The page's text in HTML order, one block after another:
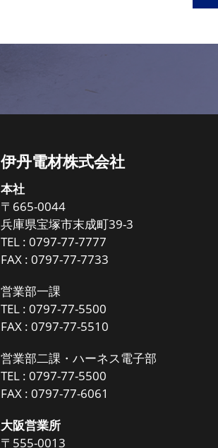
伊丹電材株式会社
本社
〒665-0044
兵庫県宝塚市末成町39-3
TEL :0797-77-7777
FAX : 0797-77-7733
営業部一課
TEL :0797-77-5500
FAX : 0797-77-5510
営業部二課・ハーネス電子部
TEL :0797-77-5500
FAX : 0797-77-6061
大阪営業所
〒555-0013